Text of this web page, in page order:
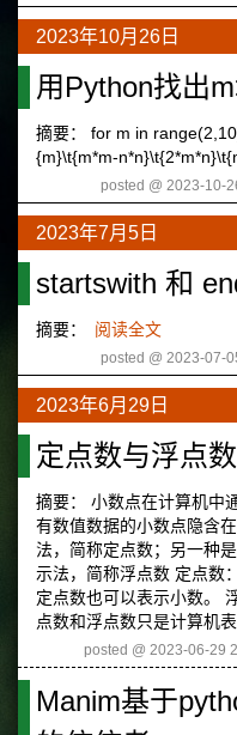
2023年10月26日
用Python找出
摘要： for m in
{m}\t{m*m-
posted @ 2023-10-
2023年7月5日
startswith 和
摘要： 阅读全文
posted @ 2023-07-
2023年6月29日
定点数与浮点数
摘要： 小数点在计算机中
有数值数据的小数点隐含
法，简称定点数；另一种
示法，简称浮点数 定点数
定点数也可以表示小数。
点数和浮点数只是计算机
posted @ 2023-06-29
Manim基于